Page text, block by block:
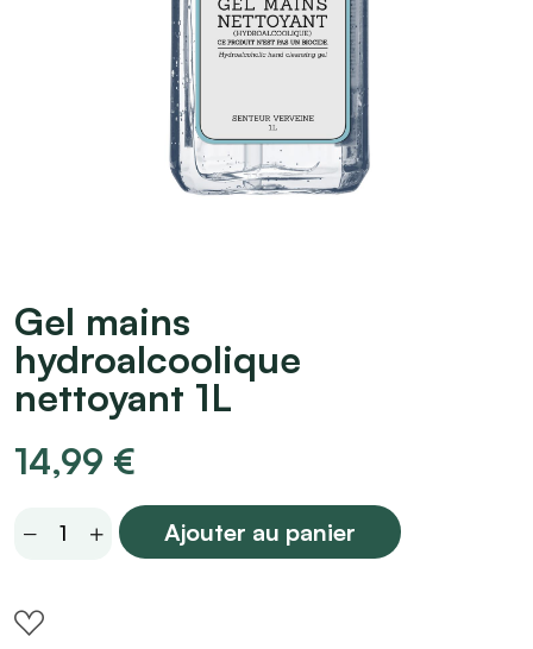
Gel mains
hydroalcoolique
nettoyant 1L
14,99 €
nettoyant
Ajouter au panier